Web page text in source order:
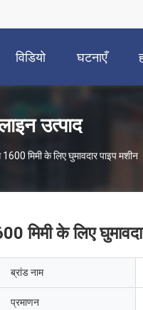
विडियो घटनाएँ
उत्पाद
मिमी के लिए घुमावदार पाइप मशीन
मिमी के लिए
ब्रांड नाम
प्रमाणन